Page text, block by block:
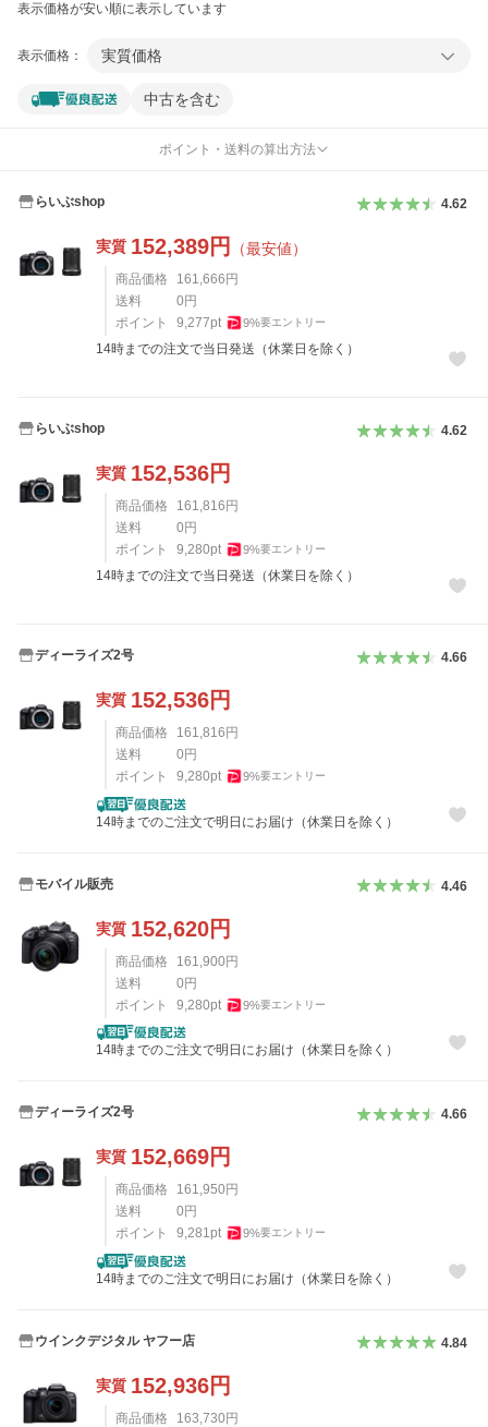
表示価格が安い順に表示しています
表示価格： 実質価格
中古を含む
ポイント・送料の算出方法
らいぶshop 4.62
実質 152,389円 （最安値）
商品価格 161,666 円
送料
0 円
ポイント
9,277pt 9%要エントリー
14時までの注文で当日発送（休業日を除く）
らいぶshop 4.62
実質 152,536円
商品価格 161,816 円
送料
0 円
ポイント
9,280pt 9%要エントリー
14時までの注文で当日発送（休業日を除く）
ディーライズ2号 4.66
実質 152,536円
商品価格 161,816 円
送料
0 円
ポイント
9,280pt 9%要エントリー
14時までのご注文で明日にお届け（休業日を除く）
モバイル販売 4.46
実質 152,620円
商品価格 161,900円
送料
0円
ポイント
9,280pt 9%要エントリー
14時までのご注文で明日にお届け（休業日を除く）
ディーライズ2号 4.66
実質 152,669円
商品価格 161,950 円
送料
0 円
ポイント
9,281pt 9%要エントリー
14時までのご注文で明日にお届け（休業日を除く）
ウインクデジタル ヤフー店 4.84
実質 152,936円
商品価格 163,730円